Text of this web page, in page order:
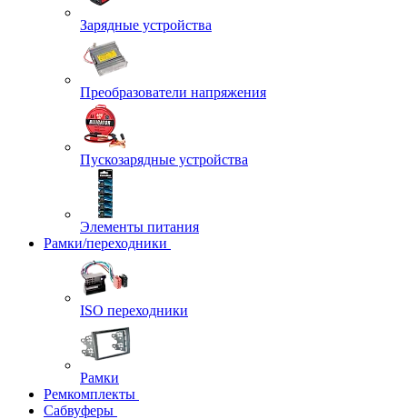
Зарядные устройства
Преобразователи напряжения
Пускозарядные устройства
Элементы питания
Рамки/переходники
ISO переходники
Рамки
Ремкомплекты
Сабвуферы